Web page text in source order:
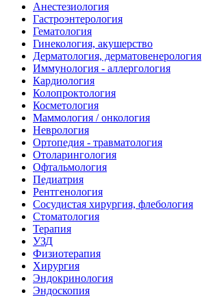
Анестезиология
Гастроэнтерология
Гематология
Гинекология, акушерство
Дерматология, дерматовенерология
Иммунология - аллергология
Кардиология
Колопроктология
Косметология
Маммология / онкология
Неврология
Ортопедия - травматология
Отоларингология
Офтальмология
Педиатрия
Рентгенология
Сосудистая хирургия, флебология
Стоматология
Терапия
УЗД
Физиотерапия
Хирургия
Эндокринология
Эндоскопия